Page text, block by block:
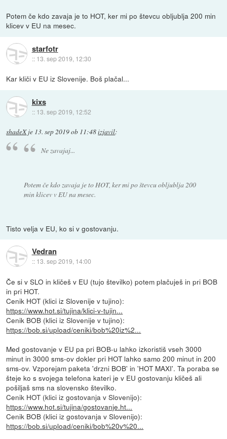
Potem če kdo zavaja je to HOT, ker mi po števcu obljublja 200 min
klicev v EU na mesec.
starfotr
:: 13. sep 2019, 12:30
Kar kliči v EU iz Slovenije. Boš plačal...
kixs
:: 13. sep 2019, 12:52
shadeXje 13. sep 2019 ob 11:48izjavil:
Ne zavajaj...
Potem če kdo zavaja je to HOT, ker mi po števcu obljublja 200
min klicev v EU na mesec.
Tisto velja v EU, ko si v gostovanju.
Vedran
:: 13. sep 2019, 14:00
Če si v SLO in kličeš v EU (tujo številko) potem plačuješ in pri BOB
in pri HOT.
Cenik HOT (klici iz Slovenije v tujino):
https://www.hot.si/tujina/klici-v-tujin...
Cenik BOB (klici iz Slovenije v tujino):
https://bob.si/upload/ceniki/bob%20iz%2...
Med gostovanje v EU pa pri BOB-u lahko izkoristiš vseh 3000
minut in 3000 sms-ov dokler pri HOT lahko samo 200 minut in 200
sms-ov. Vzporejam paketa 'drzni BOB' in 'HOT MAXI'. Ta poraba se
šteje ko s svojega telefona kateri je v EU gostovanju kličeš ali
pošiljaš sms na slovensko številko.
Cenik HOT (klici iz gostovanja v Slovenijo):
https://www.hot.si/tujina/gostovanje.ht...
Cenik BOB (klici iz gostovanja v Slovenijo):
https://bob.si/upload/ceniki/bob%20v%20...